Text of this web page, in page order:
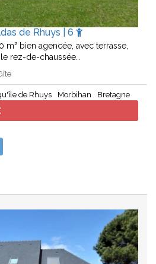
de Rhuys | 6
bien agencée, avec terrasse,
rez-de-chaussée…
de Rhuys Morbihan Bretagne